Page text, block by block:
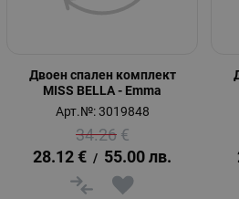
Двоен спален комплект
MISS BELLA - Emma
Арт.№: 3019848
34.26 €
28.12 € / 55.00 лв.